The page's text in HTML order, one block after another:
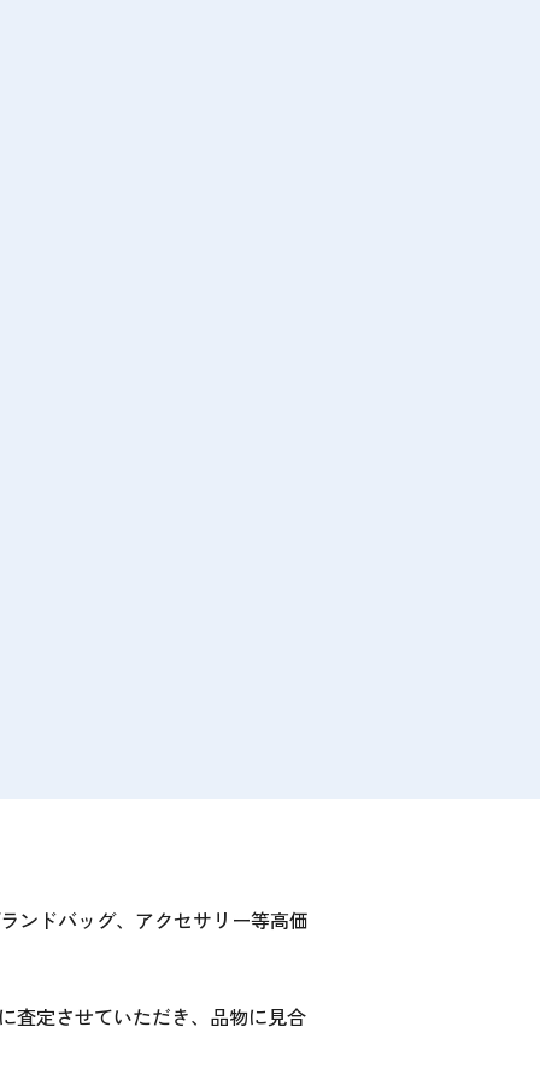
ンドバッグ、アクセサリー等高価
査定させていただき、品物に見合